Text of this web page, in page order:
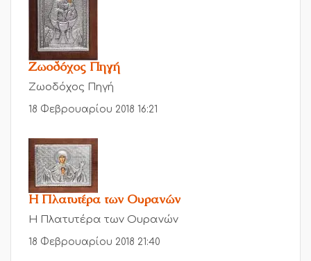
Ζωοδόχος Πηγή
Ζωοδόχος Πηγή
18 Φεβρουαρίου 2018 16:21
Η Πλατυτέρα των Ουρανών
Η Πλατυτέρα των Ουρανών
18 Φεβρουαρίου 2018 21:40